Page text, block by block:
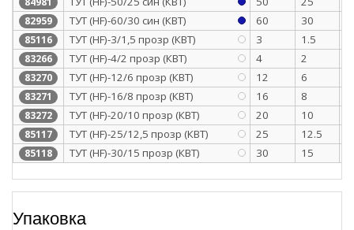
82959 ТУТ (HF)-60/30 син (КВТ) 60 30
85116 ТУТ (HF)-3/1,5 прозр (КВТ) 3 1.5
83266 ТУТ (HF)-4/2 прозр (КВТ) 4 2
83270 ТУТ (HF)-12/6 прозр (КВТ) 12 6
83271 ТУТ (HF)-16/8 прозр (КВТ) 16 8
83272 ТУТ (HF)-20/10 прозр (КВТ) 20 10
85117 ТУТ (HF)-25/12,5 прозр (КВТ) 25 12.5
85118 ТУТ (HF)-30/15 прозр (КВТ) 30 15
Упаковка